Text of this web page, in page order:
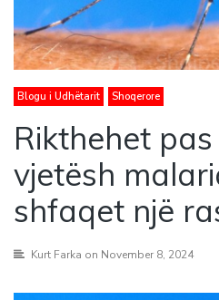
Blogu i Udhëtarit Shoqerore
Rikthehet
vjetësh
shfaqet një
Kurt Farka on November 8, 2024